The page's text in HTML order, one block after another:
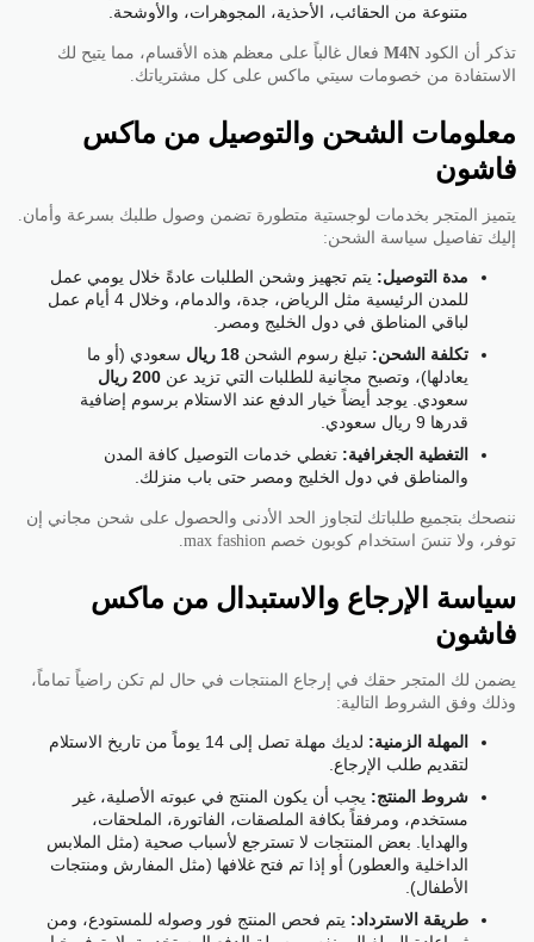
متنوعة من الحقائب، الأحذية، المجوهرات، والأوشحة.
تذكر أن الكود M4N فعال غالباً على معظم هذه الأقسام، مما يتيح لك
الاستفادة من خصومات سيتي ماكس على كل مشترياتك.
معلومات الشحن والتوصيل من ماكس
فاشون
يتميز المتجر بخدمات لوجستية متطورة تضمن وصول طلبك بسرعة وأمان.
إليك تفاصيل سياسة الشحن:
مدة التوصيل: يتم تجهيز وشحن الطلبات عادةً خلال يومي عمل
للمدن الرئيسية مثل الرياض، جدة، والدمام، وخلال 4 أيام عمل
لباقي المناطق في دول الخليج ومصر.
تكلفة الشحن: تبلغ رسوم الشحن 18 ريال
سعودي (أو ما
يعادلها)، وتصبح مجانية للطلبات التي تزيد عن 200 ريال
سعودي. يوجد أيضاً خيار الدفع عند الاستلام برسوم إضافية
قدرها 9 ريال سعودي.
التغطية الجغرافية: تغطي خدمات التوصيل كافة المدن
والمناطق في دول الخليج ومصر حتى باب منزلك.
ننصحك بتجميع طلباتك لتجاوز الحد الأدنى والحصول على شحن مجاني إن
توفر، ولا تنسَ استخدام كوبون خصم max fashion.
سياسة الإرجاع والاستبدال من ماكس
فاشون
يضمن لك المتجر حقك في إرجاع المنتجات في حال لم تكن راضياً تماماً،
وذلك وفق الشروط التالية:
المهلة الزمنية:
لديك مهلة تصل إلى 14 يوماً من تاريخ الاستلام
لتقديم طلب الإرجاع.
شروط المنتج: يجب أن يكون المنتج في عبوته الأصلية، غير
مستخدم، ومرفقاً بكافة الملصقات، الفاتورة، الملحقات،
والهدايا. بعض المنتجات لا تسترجع لأسباب صحية (مثل الملابس
الداخلية والعطور) أو إذا تم فتح غلافها (مثل المفارش ومنتجات
الأطفال).
طريقة الاسترداد: يتم فحص المنتج فور وصوله للمستودع، ومن